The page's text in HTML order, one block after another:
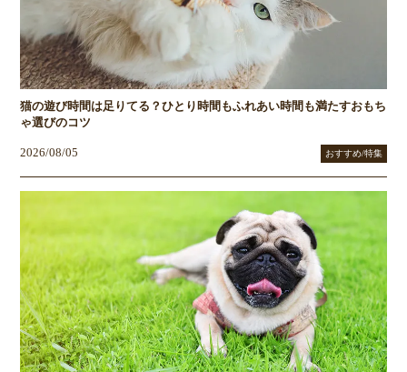
猫の遊び時間は足りてる？ひとり時間もふれあい時間も満たすおもち
ゃ選びのコツ
2026/08/05 おすすめ/特集